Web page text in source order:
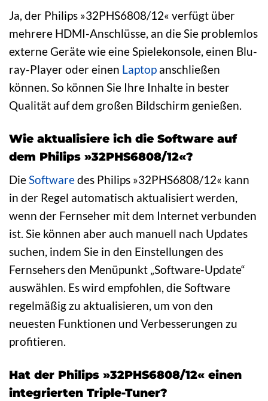
Ja, der Philips »32PHS6808/12« verfügt über
mehrere HDMI-Anschlüsse, an die Sie problemlos
externe Geräte wie eine Spielekonsole, einen Blu-
ray-Player oder einen Laptop anschließen
können. So können Sie Ihre Inhalte in bester
Qualität auf dem großen Bildschirm genießen.
Wie aktualisiere ich die Software auf
dem Philips »32PHS6808/12«?
DieSoftwaredes Philips »32PHS6808/12« kann
in der Regel automatisch aktualisiert werden,
wenn der Fernseher mit dem Internet verbunden
ist. Sie können aber auch manuell nach Updates
suchen, indem Sie in den Einstellungen des
Fernsehers den Menüpunkt „Software-Update“
auswählen. Es wird empfohlen, die Software
regelmäßig zu aktualisieren, um von den
neuesten Funktionen und Verbesserungen zu
profitieren.
Hat der Philips »32PHS6808/12« einen
integrierten Triple-Tuner?